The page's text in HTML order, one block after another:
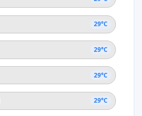
29°C
29°C
29°C
29°C